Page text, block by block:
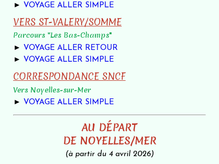
► VOYAGE ALLER SIMPLE
VERS ST-VALERY/SOMME
Parcours "Les Bas-Champs"
► VOYAGE ALLER RETOUR
► VOYAGE ALLER SIMPLE
CORRESPONDANCE SNCF
Vers Noyelles-sur-Mer
► VOYAGE ALLER SIMPLE
AU DÉPART
DE NOYELLES/MER
(à partir du 4 avril 2026)